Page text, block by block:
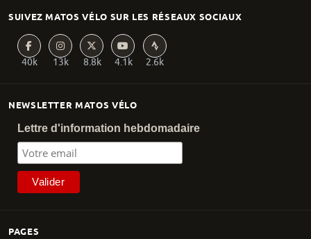
PAGES
NEWSLETTER MATOS VÉLO
Lettre d'information hebdomadaire
SUIVEZ MATOS VÉLO SUR LES RÉSEAUX SOCIAUX
40k 13k 8.8k 4.1k 2.6k